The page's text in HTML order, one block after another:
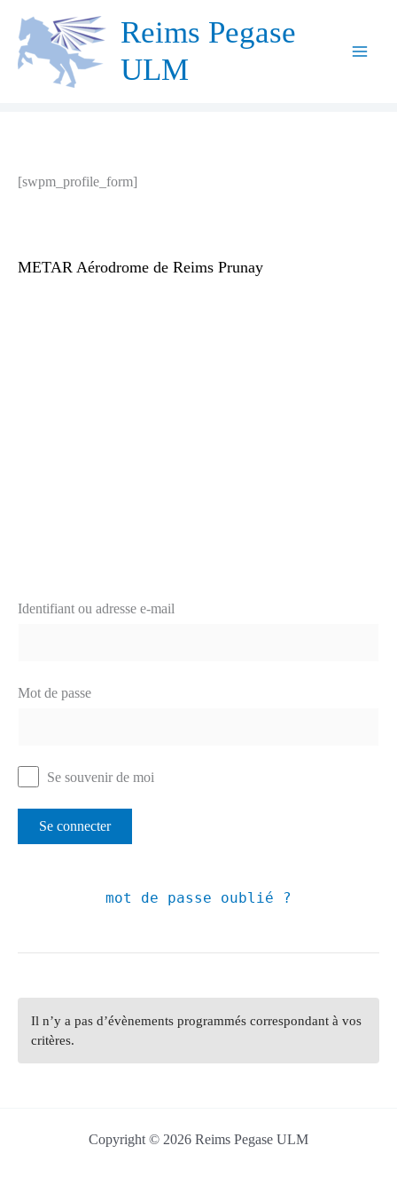
contenu
Reims Pegase
ULM
[swpm_profile_form]
METAR Aérodrome de Reims Prunay
Identifiant ou adresse e-mail
Mot de passe
Se souvenir de moi
mot de passe oublié ?
Il n’y a pas d’évènements programmés correspondant à vos
critères.
Copyright © 2026 Reims Pegase ULM